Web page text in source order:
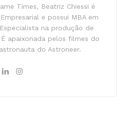
Times, Beatriz Chiessi é
e possui MBA em
na produção de
apaixonada pelos filmes do
do Astroneer.